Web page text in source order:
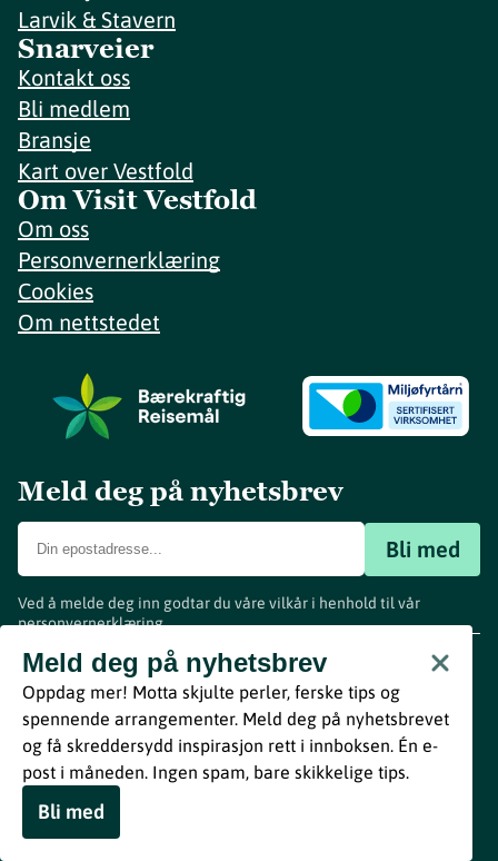
Larvik & Stavern
Snarveier
Kontakt oss
Bli medlem
Bransje
Kart over Vestfold
Om Visit Vestfold
Om oss
Personvernerklæring
Cookies
Om nettstedet
Meld deg på nyhetsbrev
Bli med
Ved å melde deg inn godtar du våre vilkår i henhold til vår
personvernerklæring.
Meld deg på nyhetsbrev
Oppdag mer! Motta skjulte perler, ferske tips og
spennende arrangementer. Meld deg på nyhetsbrevet
og få skreddersydd inspirasjon rett i innboksen. Én e-
post i måneden. Ingen spam, bare skikkelige tips.
Bli med
www.visitvestfold.com
Turistinformasjon
Vestfold Fylkeskommune
ByBreakfast